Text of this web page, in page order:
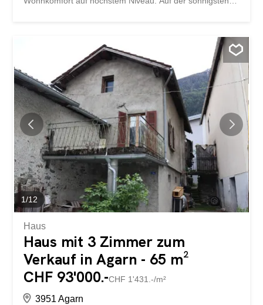
Ruhesuchende. Schon beim Eintreten spürt man die
warme Atmosphäre: Edle Holzakzente ziehen sich
harmonisch durch die Räume und schaffen ein
behagliches Wohngefühl. Die stilvolle Einrichtung aus
hochwertigem Holz ist bereits vorhanden und
unterstreicht den authentischen, gemütlichen Charakter
des Hauses. Die charmante Küche mit gemütlichem
Essplatz und Schwedenofen bildet das Herzstück des
Wohnens – perfekt für lange Abende in wohliger Wärme.
Zwei behagliche Schlafzimmer bieten Rückzugsorte zum
Entspannen, während das Badezimmer mit Dusche sowie
ein separates Gäste-WC mit Lavabo für zusätzlichen
Komfort sorgen. Ein...
1/12
Haus
Haus mit 3 Zimmer zum
Verkauf in Agarn - 65 m²
CHF 93'000.-CHF 1'431.-/m²
3951 Agarn